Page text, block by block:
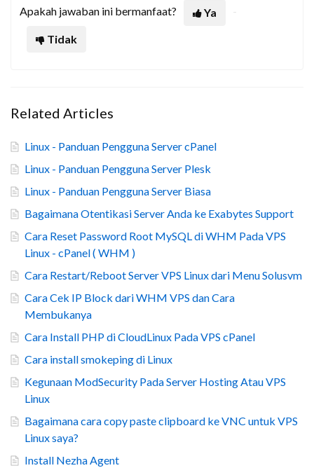
Apakah jawaban ini bermanfaat?
Ya
Tidak
Related Articles
Linux - Panduan Pengguna Server cPanel
Linux - Panduan Pengguna Server Plesk
Linux - Panduan Pengguna Server Biasa
Bagaimana Otentikasi Server Anda ke Exabytes Support
Cara Reset Password Root MySQL di WHM Pada VPS
Linux - cPanel ( WHM )
Cara Restart/Reboot Server VPS Linux dari Menu Solusvm
Cara Cek IP Block dari WHM VPS dan Cara
Membukanya
Cara Install PHP di CloudLinux Pada VPS cPanel
Cara install smokeping di Linux
Kegunaan ModSecurity Pada Server Hosting Atau VPS
Linux
Bagaimana cara copy paste clipboard ke VNC untuk VPS
Linux saya?
Install Nezha Agent